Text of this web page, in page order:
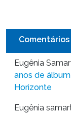
Comentários
Eugênia
anos de
Horizonte
Eugênia